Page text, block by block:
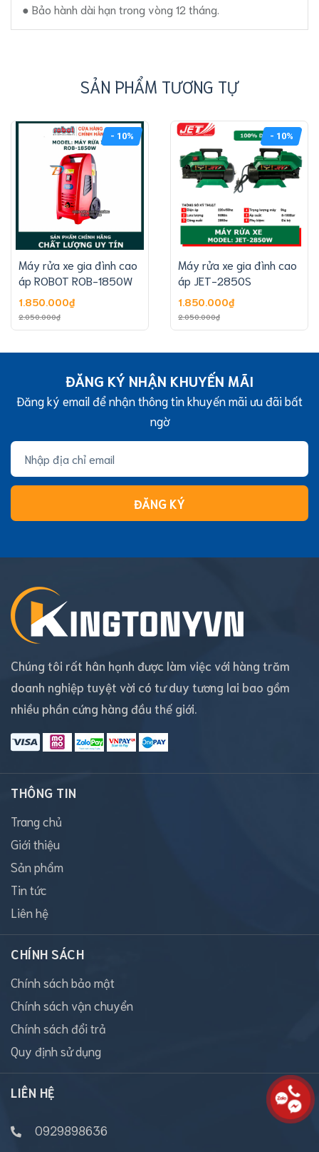
● Bảo hành dài hạn trong vòng 12 tháng.
SẢN PHẨM TƯƠNG TỰ
- 10%
Máy rửa xe gia đình cao
áp ROBOT ROB-1850W
1.850.000₫
2.050.000₫
- 10%
Máy rửa xe gia đình cao
áp JET-2850S
1.850.000₫
2.050.000₫
ĐĂNG KÝ NHẬN KHUYẾN MÃI
Đăng ký email để nhận thông tin khuyến mãi ưu đãi bất
ngờ
ĐĂNG KÝ
Chúng tôi rất hân hạnh được làm việc với hàng trăm
doanh nghiệp tuyệt vời có tư duy tương lai bao gồm
nhiều phần cứng hàng đầu thế giới.
THÔNG TIN
Trang chủ
Giới thiệu
Sản phẩm
Tin tức
Liên hệ
CHÍNH SÁCH
Chính sách bảo mật
Chính sách vận chuyển
Chính sách đổi trả
Quy định sử dụng
LIÊN HỆ
0929898636